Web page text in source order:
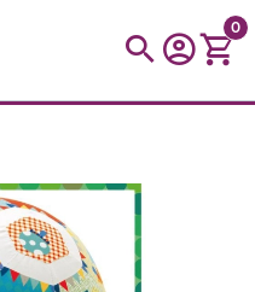
baldufa
cotxe
kit
Cuina
0